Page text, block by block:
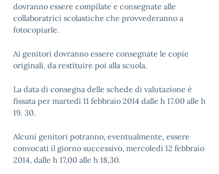
dovranno essere compilate e consegnate alle
collaboratrici scolastiche che provvederanno a
fotocopiarle.
Ai genitori dovranno essere consegnate le copie
originali, da restituire poi alla scuola.
La data di consegna delle schede di valutazione è
fissata per martedì 11 febbraio 2014 dalle h 17.00 alle h
19. 30.
Alcuni genitori potranno, eventualmente, essere
convocati il giorno successivo, mercoledì 12 febbraio
2014, dalle h 17,00 alle h 18,30.